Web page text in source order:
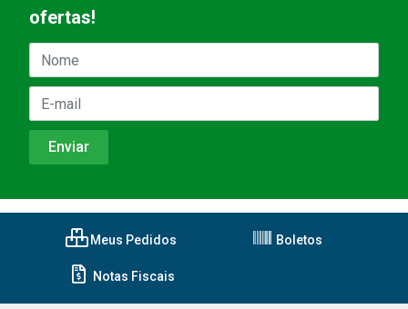
ofertas!
Meus Pedidos Boletos
Notas Fiscais